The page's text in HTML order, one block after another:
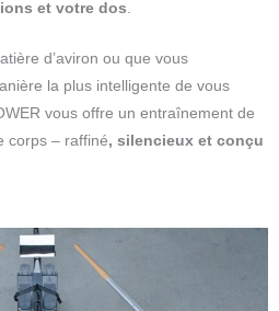
et votre dos
d’aviron ou que vous
la plus intelligente de vous
vous offre un entraînement de
corps – raffiné, silencieux et conçu